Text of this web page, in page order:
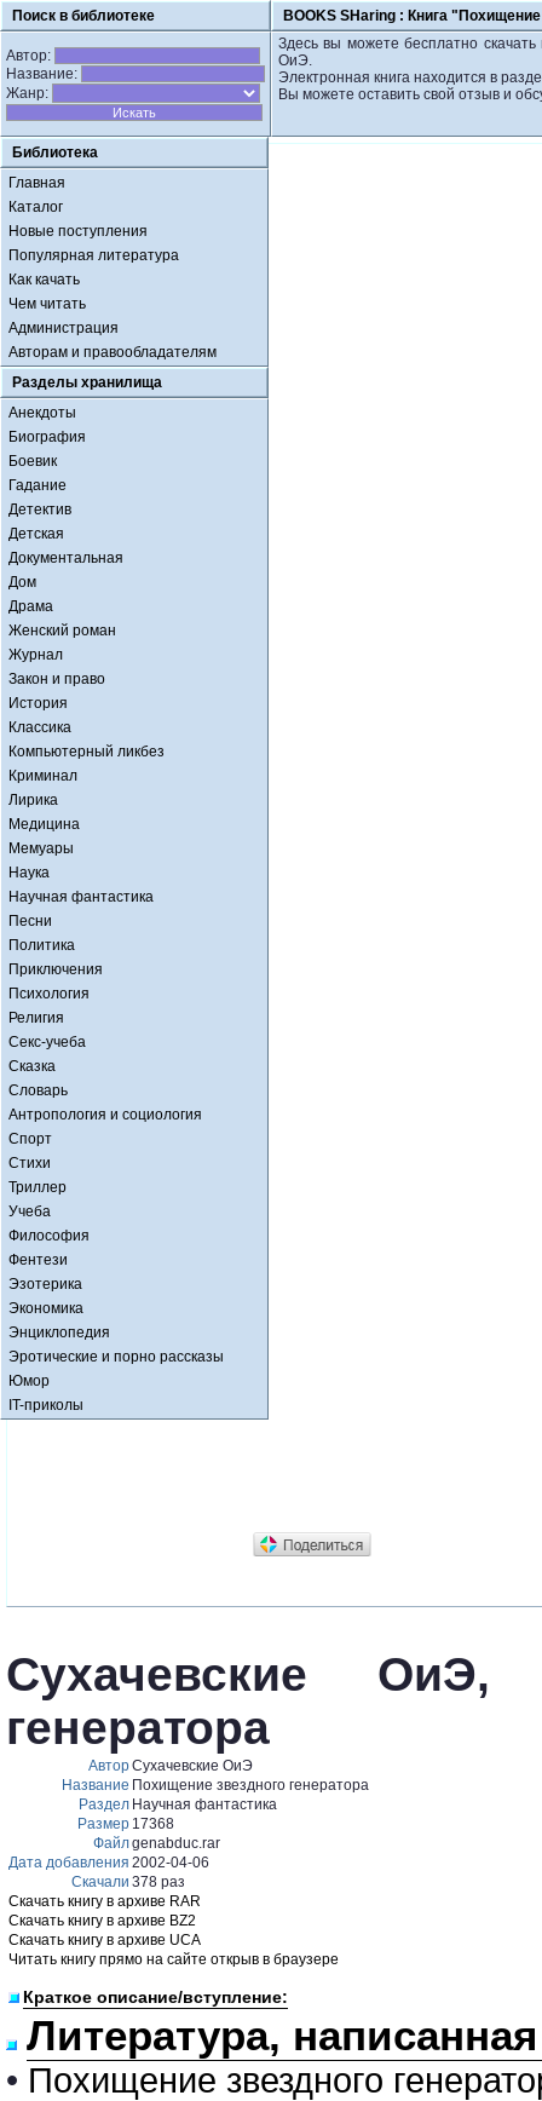
Поиск в библиотеке BOOKS SHaring : Книга
Автор:
Название:
Жанр:
Здесь вы можете бесплатно скачать
ОиЭ.
Электронная книга находится в
Вы можете оставить свой отзыв и
Библиотека
Главная
Каталог
Новые поступления
Популярная литература
Как качать
Чем читать
Администрация
Авторам и правообладателям
Разделы хранилища
Анекдоты
Биография
Боевик
Гадание
Детектив
Детская
Документальная
Дом
Драма
Женский роман
Журнал
Закон и право
История
Классика
Компьютерный ликбез
Криминал
Лирика
Медицина
Мемуары
Наука
Научная фантастика
Песни
Политика
Приключения
Психология
Религия
Секс-учеба
Сказка
Словарь
Антропология и социология
Спорт
Стихи
Триллер
Учеба
Философия
Фентези
Эзотерика
Экономика
Энциклопедия
Эротические и порно рассказы
Юмор
IT-приколы
Сухачевские ОиЭ,
генератора
АвторСухачевские ОиЭ
Название Похищение звездного генератора
Раздел Научная фантастика
Размер 17368
Файлgenabduc.rar
Дата добавления 2002-04-06
Скачали 378 раз
Скачать книгу в архиве RAR
Скачать книгу в архиве BZ2
Скачать книгу в архиве UCA
Читать книгу прямо на сайте открыв в браузере
Краткое описание/вступление:
Литература,
• Похищение звездного